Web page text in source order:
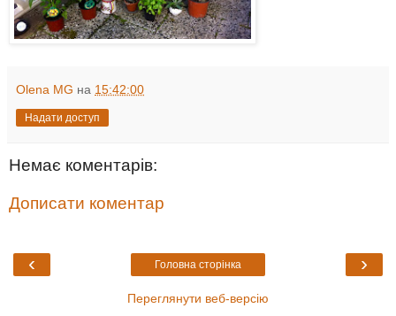
Olena MG на 15:42:00
Надати доступ
Немає коментарів:
Дописати коментар
‹ ›
Головна сторінка
Переглянути веб-версію